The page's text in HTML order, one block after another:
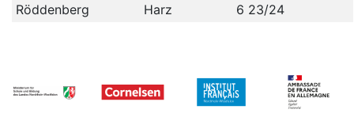
Röddenberg
Harz
6 23/24